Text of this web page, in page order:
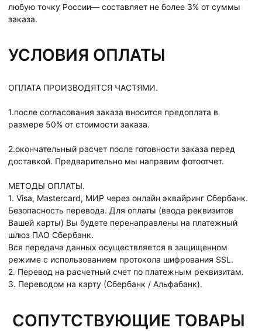
любую точку России— составляет не более 3% от суммы
заказа.
УСЛОВИЯ ОПЛАТЫ
ОПЛАТА ПРОИЗВОДЯТСЯ ЧАСТЯМИ.
1.после согласования заказа вносится предоплата в
размере 50% от стоимости заказа.
2.окончательный расчет после готовности заказа перед
доставкой. Предварительно мы направим фотоотчет.
МЕТОДЫ ОПЛАТЫ.
1. Visa, Mastercard, МИР через онлайн эквайринг Сбербанк.
Безопасность перевода. Для оплаты (ввода реквизитов
Вашей карты) Вы будете перенаправлены на платежный
шлюз ПАО Сбербанк.
Вся передача данных осуществляется в защищенном
режиме с использованием протокола шифрования SSL.
2. Перевод на расчетный счет по платежным реквизитам.
3. Переводом на карту (Сбербанк / Альфабанк).
СОПУТСТВУЮЩИЕ ТОВАРЫ